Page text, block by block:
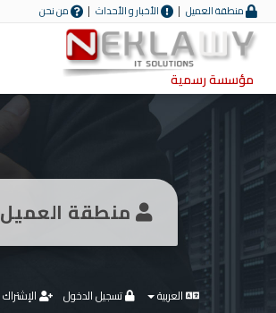
منطقة العميل الأخبار و الأحداث من نحن
مؤسسة رسمية
منطقة العميل
العربية تسجيل الدخول الإشتراك